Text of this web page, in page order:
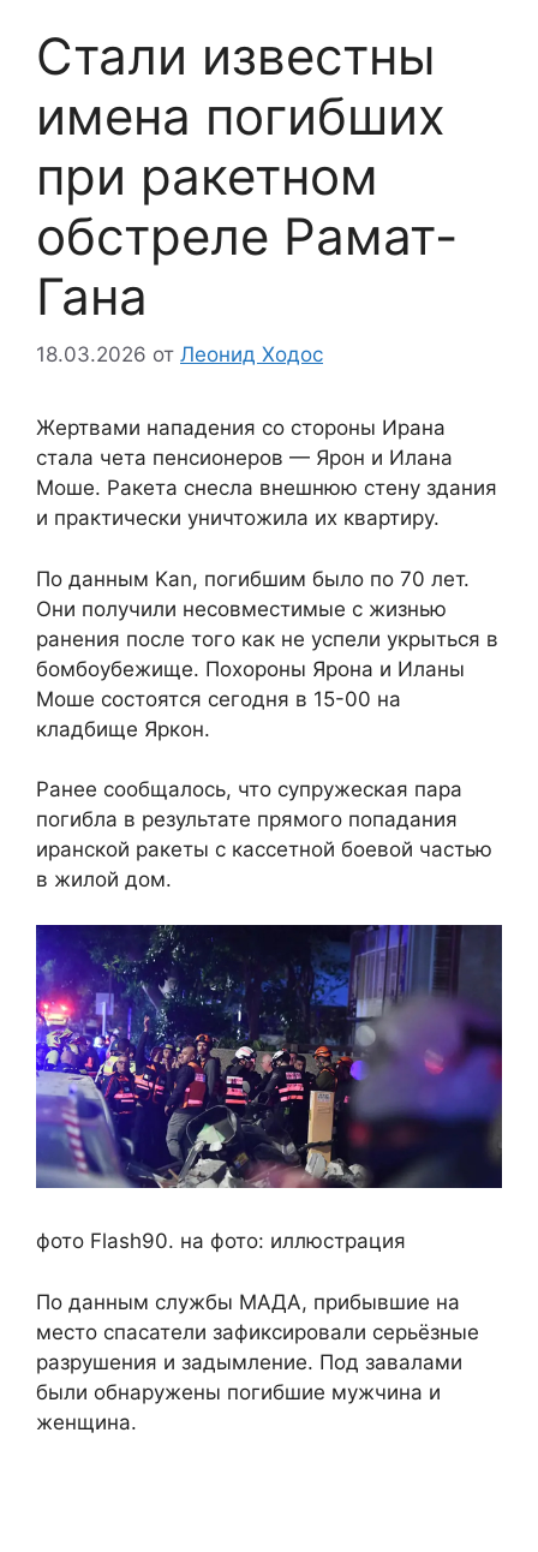
Стали известны
имена погибших
при ракетном
обстреле Рамат-
Гана
18.03.2026 от Леонид Ходос
Жертвами нападения со стороны Ирана
стала чета пенсионеров — Ярон и Илана
Моше. Ракета снесла внешнюю стену здания
и практически уничтожила их квартиру.
По данным Kan, погибшим было по 70 лет.
Они получили несовместимые с жизнью
ранения после того как не успели укрыться в
бомбоубежище. Похороны Ярона и Иланы
Моше состоятся сегодня в 15-00 на
кладбище Яркон.
Ранее сообщалось, что супружеская пара
погибла в результате прямого попадания
иранской ракеты с кассетной боевой частью
в жилой дом.
фото Flash90. на фото: иллюстрация
По данным службы МAДА, прибывшие на
место спасатели зафиксировали серьёзные
разрушения и задымление. Под завалами
были обнаружены погибшие мужчина и
женщина.